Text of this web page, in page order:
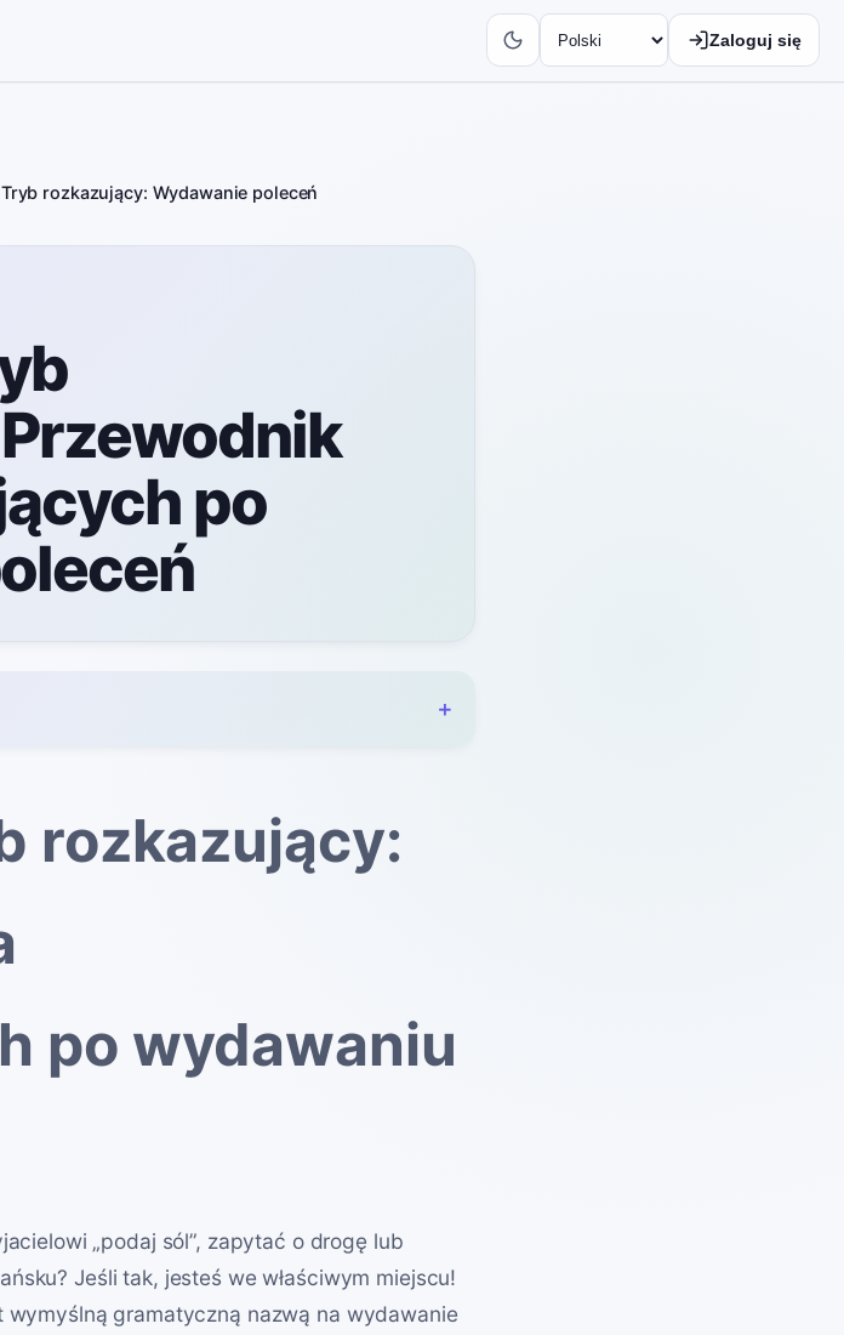
Zaloguj się
Tryb rozkazujący: Wydawanie poleceń
po
rozkazujący:
po wydawaniu
„podaj sól”, zapytać o drogę lub
Jeśli tak, jesteś we właściwym miejscu!
wymyślną gramatyczną nazwą na wydawanie